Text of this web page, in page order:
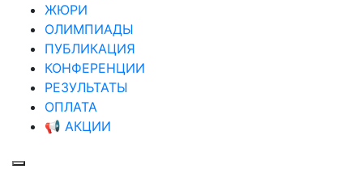
ЖЮРИ
ОЛИМПИАДЫ
ПУБЛИКАЦИЯ
КОНФЕРЕНЦИИ
РЕЗУЛЬТАТЫ
ОПЛАТА
📢 АКЦИИ